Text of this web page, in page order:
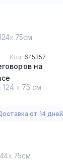
х 75см
Код: 645357
на
124 х 75 см
от 14 дней
х 75см